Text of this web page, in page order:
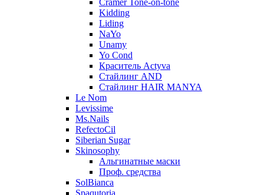
Cramer Tone-on-tone
Kidding
Liding
NaYo
Unamy
Yo Cond
Краситель Actyva
Стайлинг AND
Стайлинг HAIR MANYA
Le Nom
Levissime
Ms.Nails
RefectoCil
Siberian Sugar
Skinosophy
Альгинатные маски
Проф. средства
SolBianca
Spaqutoria